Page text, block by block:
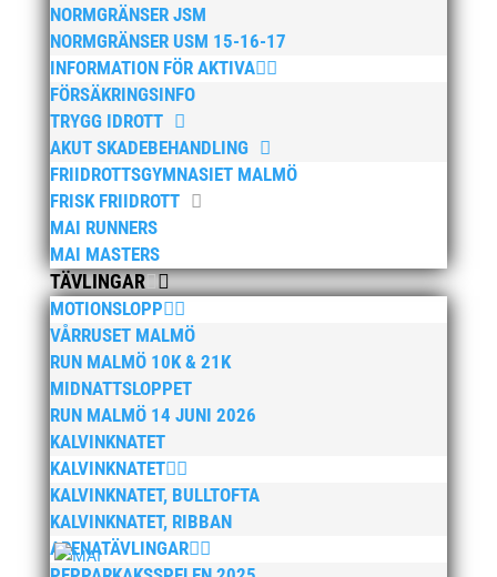
NORMGRÄNSER JSM
NORMGRÄNSER USM 15-16-17
INFORMATION FÖR AKTIVA
FÖRSÄKRINGSINFO
TRYGG IDROTT
AKUT SKADEBEHANDLING
FRIIDROTTSGYMNASIET MALMÖ
FRISK FRIIDROTT
MAI RUNNERS
MAI MASTERS
TÄVLINGAR
MOTIONSLOPP
VÅRRUSET MALMÖ
RUN MALMÖ 10K & 21K
MIDNATTSLOPPET
RUN MALMÖ 14 JUNI 2026
KALVINKNATET
KALVINKNATET
KALVINKNATET, BULLTOFTA
KALVINKNATET, RIBBAN
ARENATÄVLINGAR